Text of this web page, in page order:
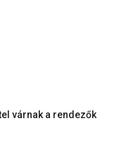
várnak a rendezők